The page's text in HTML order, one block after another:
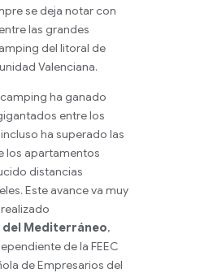
se deja notar con
las grandes
del litoral de
Valenciana.
ha ganado
entre los
ha superado las
los apartamentos
distancias
Este avance va muy
del Mediterráneo,
de la FEEC
de Empresarios del